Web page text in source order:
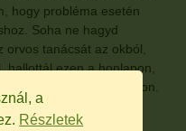
hogy probléma esetén
Soha ne hagyd
tanácsát az okból,
ezen a honlapon,
más oldalon, anyagokon.
a
Részletek